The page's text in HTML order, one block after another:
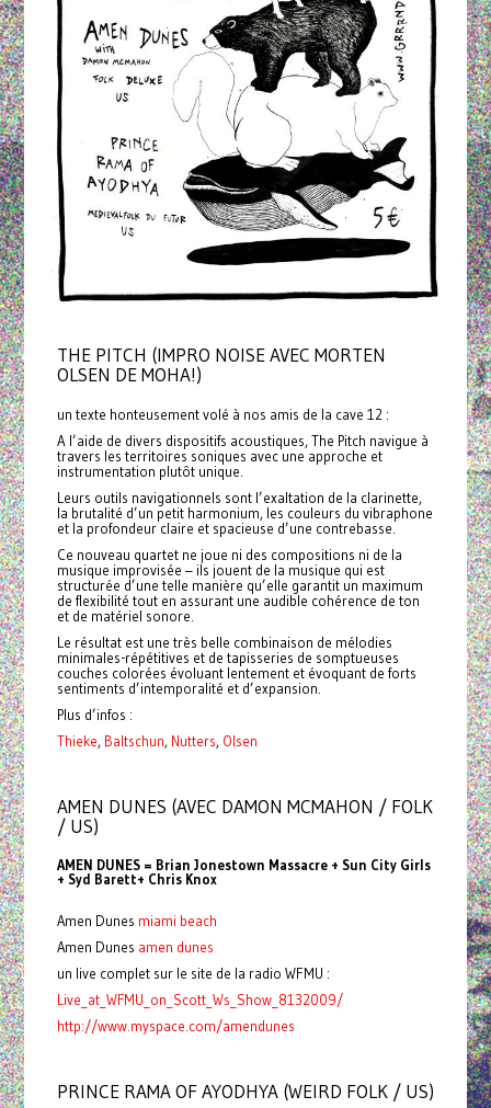
THE PITCH (IMPRO NOISE AVEC MORTEN
OLSEN DE MOHA!)
un texte honteusement volé à nos amis de la cave 12 :
A l’aide de divers dispositifs acoustiques, The Pitch navigue à
travers les territoires soniques avec une approche et
instrumentation plutôt unique.
Leurs outils navigationnels sont l’exaltation de la clarinette,
la brutalité d’un petit harmonium, les couleurs du vibraphone
et la profondeur claire et spacieuse d’une contrebasse.
Ce nouveau quartet ne joue ni des compositions ni de la
musique improvisée – ils jouent de la musique qui est
structurée d’une telle manière qu’elle garantit un maximum
de flexibilité tout en assurant une audible cohérence de ton
et de matériel sonore.
Le résultat est une très belle combinaison de mélodies
minimales-répétitives et de tapisseries de somptueuses
couches colorées évoluant lentement et évoquant de forts
sentiments d’intemporalité et d’expansion.
Plus d’infos :
Thieke, Baltschun, Nutters, Olsen
AMEN DUNES (AVEC DAMON MCMAHON / FOLK
/ US)
AMEN DUNES = Brian Jonestown Massacre + Sun City Girls
+ Syd Barett+ Chris Knox
Amen Dunes miami beach
Amen Dunes amen dunes
un live complet sur le site de la radio WFMU :
Live_at_WFMU_on_Scott_Ws_Show_8132009/
http://www.myspace.com/amendunes
PRINCE RAMA OF AYODHYA (WEIRD FOLK / US)